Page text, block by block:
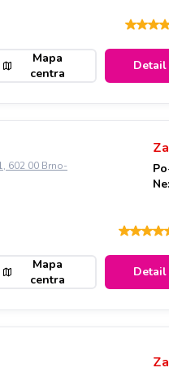
Mapa
centra
Detail
602 00 Brno-
Mapa
centra
Detail